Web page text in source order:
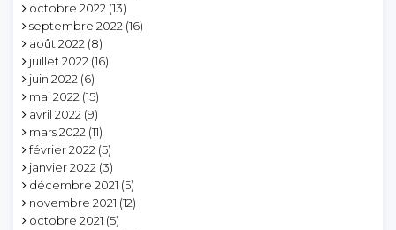
octobre 2022 (13)
septembre 2022 (16)
août 2022 (8)
juillet 2022 (16)
juin 2022 (6)
mai 2022 (15)
avril 2022 (9)
mars 2022 (11)
février 2022 (5)
janvier 2022 (3)
décembre 2021 (5)
novembre 2021 (12)
octobre 2021 (5)